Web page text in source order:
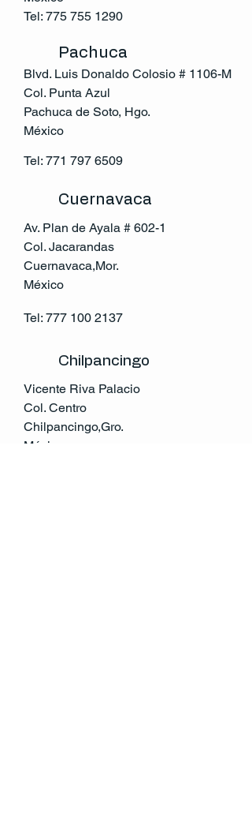
Tel: 775 755 1290
Pachuca
Blvd. Luis Donaldo Colosio # 1106-M
Col. Punta Azul
Pachuca de Soto, Hgo.
México
Tel: 771 797 6509
Cuernavaca
Av. Plan de Ayala # 602-1
Col. Jacarandas
Cuernavaca,Mor.
México
Tel: 777 100 2137
Chilpancingo
Vicente Riva Palacio
Col. Centro
Chilpancingo,Gro.
México